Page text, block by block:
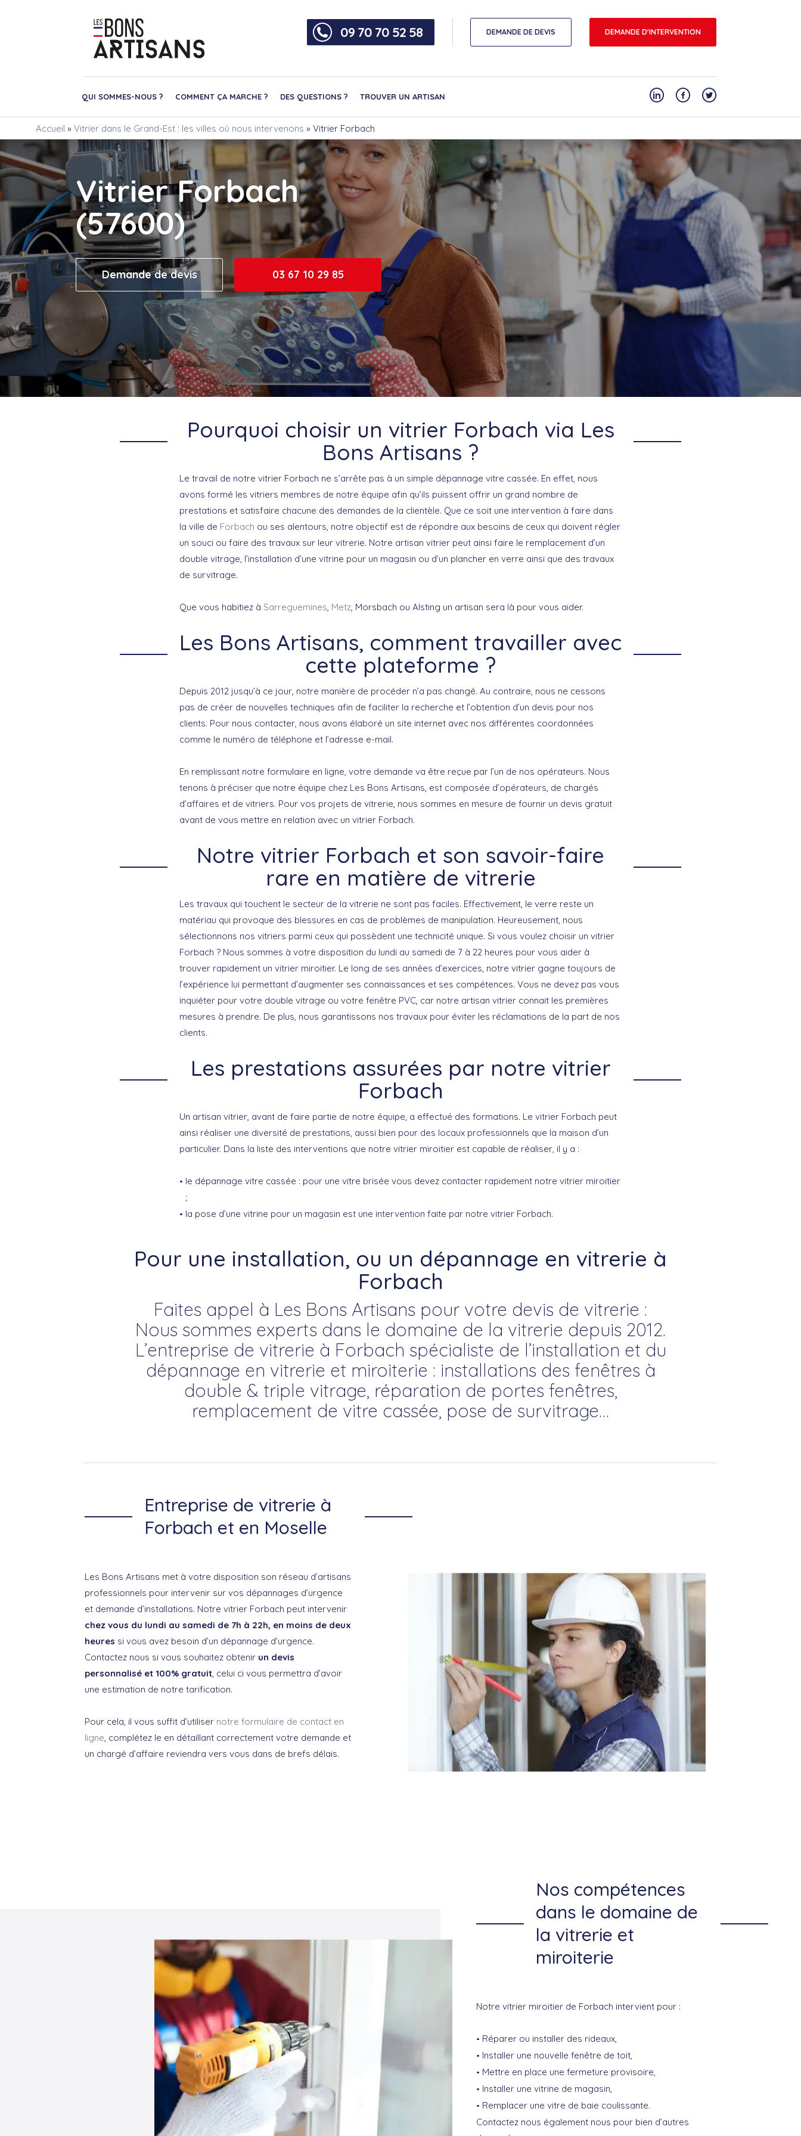
09 70 70 52 58 DEMANDE DE DEVIS DEMANDE D'INTERVENTION
QUI SOMMES-NOUS ? COMMENT ÇA MARCHE ? DES QUESTIONS ? TROUVER UN ARTISAN
Accueil » Vitrier dans le Grand-Est : les villes où nous intervenons » Vitrier Forbach
Vitrier Forbach
(57600)
Demande de devis 03 67 10 29 85
Pourquoi choisir un vitrier Forbach via Les
Bons Artisans ?
Le travail de notre vitrier Forbach ne s’arrête pas à un simple dépannage vitre cassée. En effet, nous
avons formé les vitriers membres de notre équipe afin qu’ils puissent offrir un grand nombre de
prestations et satisfaire chacune des demandes de la clientèle. Que ce soit une intervention à faire dans
la ville de Forbach ou ses alentours, notre objectif est de répondre aux besoins de ceux qui doivent régler
un souci ou faire des travaux sur leur vitrerie. Notre artisan vitrier peut ainsi faire le remplacement d’un
double vitrage, l’installation d’une vitrine pour un magasin ou d’un plancher en verre ainsi que des travaux
de survitrage.
Que vous habitiez à Sarreguemines, Metz, Morsbach ou Alsting un artisan sera là pour vous aider.
Les Bons Artisans, comment travailler avec
cette plateforme ?
Depuis 2012 jusqu’à ce jour, notre manière de procéder n’a pas changé. Au contraire, nous ne cessons
pas de créer de nouvelles techniques afin de faciliter la recherche et l’obtention d’un devis pour nos
clients. Pour nous contacter, nous avons élaboré un site internet avec nos différentes coordonnées
comme le numéro de téléphone et l’adresse e-mail.
En remplissant notre formulaire en ligne, votre demande va être reçue par l’un de nos opérateurs. Nous
tenons à préciser que notre équipe chez Les Bons Artisans, est composée d’opérateurs, de chargés
d’affaires et de vitriers. Pour vos projets de vitrerie, nous sommes en mesure de fournir un devis gratuit
avant de vous mettre en relation avec un vitrier Forbach.
Notre vitrier Forbach et son savoir-faire
rare en matière de vitrerie
Les travaux qui touchent le secteur de la vitrerie ne sont pas faciles. Effectivement, le verre reste un
matériau qui provoque des blessures en cas de problèmes de manipulation. Heureusement, nous
sélectionnons nos vitriers parmi ceux qui possèdent une technicité unique. Si vous voulez choisir un vitrier
Forbach ? Nous sommes à votre disposition du lundi au samedi de 7 à 22 heures pour vous aider à
trouver rapidement un vitrier miroitier. Le long de ses années d’exercices, notre vitrier gagne toujours de
l’expérience lui permettant d’augmenter ses connaissances et ses compétences. Vous ne devez pas vous
inquiéter pour votre double vitrage ou votre fenêtre PVC, car notre artisan vitrier connait les premières
mesures à prendre. De plus, nous garantissons nos travaux pour éviter les réclamations de la part de nos
clients.
Les prestations assurées par notre vitrier
Forbach
Un artisan vitrier, avant de faire partie de notre équipe, a effectué des formations. Le vitrier Forbach peut
ainsi réaliser une diversité de prestations, aussi bien pour des locaux professionnels que la maison d’un
particulier. Dans la liste des interventions que notre vitrier miroitier est capable de réaliser, il y a :
le dépannage vitre cassée : pour une vitre brisée vous devez contacter rapidement notre vitrier miroitier
;
la pose d’une vitrine pour un magasin est une intervention faite par notre vitrier Forbach.
Pour une installation, ou un dépannage en vitrerie à
Forbach
Faites appel à Les Bons Artisans pour votre devis de vitrerie :
Nous sommes experts dans le domaine de la vitrerie depuis 2012.
L’entreprise de vitrerie à Forbach spécialiste de l’installation et du
dépannage en vitrerie et miroiterie : installations des fenêtres à
double & triple vitrage, réparation de portes fenêtres,
remplacement de vitre cassée, pose de survitrage…
Entreprise de vitrerie à
Forbach et en Moselle
Les Bons Artisans met à votre disposition son réseau d’artisans
professionnels pour intervenir sur vos dépannages d’urgence
et demande d’installations. Notre vitrier Forbach peut intervenir
chez vous du lundi au samedi de 7h à 22h, en moins de deux
heures si vous avez besoin d’un dépannage d’urgence.
Contactez nous si vous souhaitez obtenir un devis
personnalisé et 100% gratuit, celui ci vous permettra d’avoir
une estimation de notre tarification.
Pour cela, il vous suffit d’utiliser notre formulaire de contact en
ligne, complétez le en détaillant correctement votre demande et
un chargé d’affaire reviendra vers vous dans de brefs délais.
Nos compétences
dans le domaine de
la vitrerie et
miroiterie
Notre vitrier miroitier de Forbach intervient pour :
Réparer ou installer des rideaux,
Installer une nouvelle fenêtre de toit,
Mettre en place une fermeture provisoire,
Installer une vitrine de magasin,
Remplacer une vitre de baie coulissante.
Contactez nous également nous pour bien d’autres